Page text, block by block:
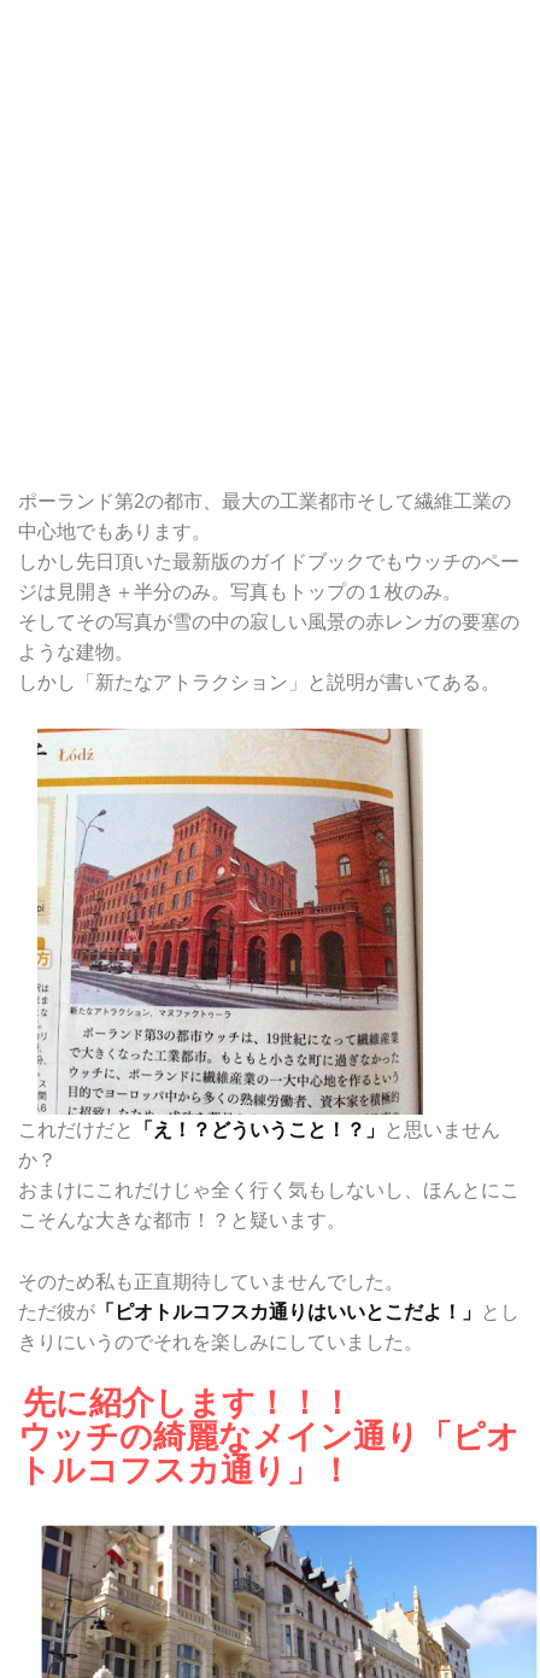
ポーランド第2の都市、最大の工業都市そして繊維工業の
中心地でもあります。
しかし先日頂いた最新版のガイドブックでもウッチのペー
ジは見開き＋半分のみ。写真もトップの１枚のみ。
そしてその写真が雪の中の寂しい風景の赤レンガの要塞の
ような建物。
しかし「新たなアトラクション」と説明が書いてある。
これだけだと 「え！？どういうこと！？」
と思いません
か？
おまけにこれだけじゃ全く行く気もしないし、ほんとにこ
こそんな大きな都市！？と疑います。
そのため私も正直期待していませんでした。
ただ彼が 「ピオトルコフスカ通りはいいとこだよ！」
とし
きりにいうのでそれを楽しみにしていました。
先に紹介します！！！
ウッチの綺麗なメイン通り「ピオ
トルコフスカ通り」！